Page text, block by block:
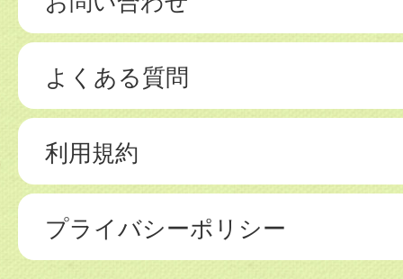
よくある質問
利用規約
プライバシーポリシー